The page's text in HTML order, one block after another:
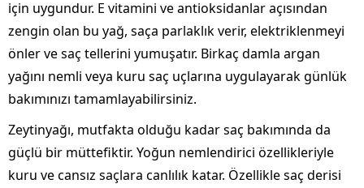
için uygundur. E vitamini ve antioksidanlar açısından
zengin olan bu yağ, saça parlaklık verir, elektriklenmeyi
önler ve saç tellerini yumuşatır. Birkaç damla argan
yağını nemli veya kuru saç uçlarına uygulayarak günlük
bakımınızı tamamlayabilirsiniz.
Zeytinyağı, mutfakta olduğu kadar saç bakımında da
güçlü bir müttefiktir. Yoğun nemlendirici özellikleriyle
kuru ve cansız saçlara canlılık katar. Özellikle saç derisi